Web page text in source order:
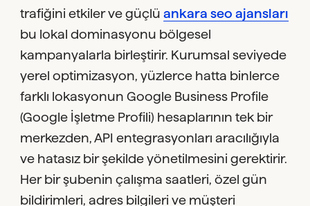
trafiğini etkiler ve güçlüankara seo ajansları
bu lokal dominasyonu bölgesel
kampanyalarla birleştirir. Kurumsal seviyede
yerel optimizasyon, yüzlerce hatta binlerce
farklı lokasyonun Google Business Profile
(Google İşletme Profili) hesaplarının tek bir
merkezden, API entegrasyonları aracılığıyla
ve hatasız bir şekilde yönetilmesini gerektirir.
Her bir şubenin çalışma saatleri, özel gün
bildirimleri, adres bilgileri ve müşteri